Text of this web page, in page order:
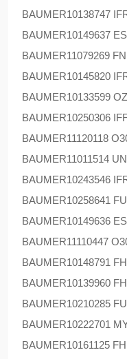
BAUMER10138747
BAUMER10149637
BAUMER11079269
BAUMER10145820
BAUMER10133599
BAUMER10250306
BAUMER11120118
BAUMER11011514
BAUMER10243546
BAUMER10258641
BAUMER10149636
BAUMER11110447
BAUMER10148791
BAUMER10139960
BAUMER10210285
BAUMER10222701
BAUMER10161125